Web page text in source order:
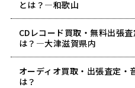
とは？―和歌山
CDレコード買取・無料出張
は？―大津滋賀県内
オーディオ買取・出張査定・
は？